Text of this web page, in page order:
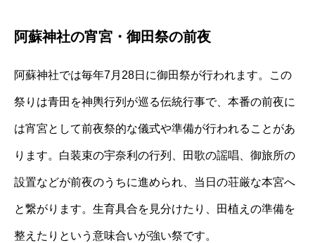
阿蘇神社の宵宮・御田祭の前夜
阿蘇神社では毎年7月28日に御田祭が行われます。この
祭りは青田を神輿行列が巡る伝統行事で、本番の前夜に
は宵宮として前夜祭的な儀式や準備が行われることがあ
ります。白装束の宇奈利の行列、田歌の謡唱、御旅所の
設置などが前夜のうちに進められ、当日の荘厳な本宮へ
と繋がります。生育具合を見分けたり、田植えの準備を
整えたりという意味合いが強い祭です。